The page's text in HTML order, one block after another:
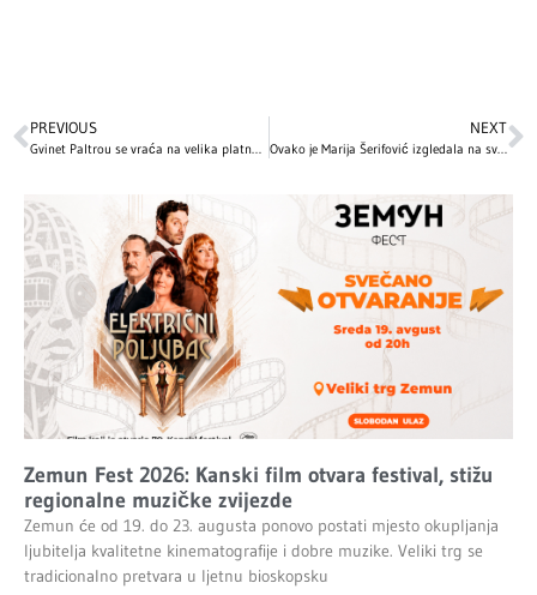
PREVIOUS
Gvinet Paltrou se vraća na velika platna: Razlozi povratka iz Holivuda
NEXT
Ovako je Marija Šerifović izgledala na svojoj prvoj Beoviziji pre 20 godina! Imala je potpuno drugačiji imidž, mnogi tvrde da je neprepoznatljiva! (VIDEO)
Zemun Fest 2026: Kanski film otvara festival, stižu
regionalne muzičke zvijezde
Zemun će od 19. do 23. augusta ponovo postati mjesto okupljanja
ljubitelja kvalitetne kinematografije i dobre muzike. Veliki trg se
tradicionalno pretvara u ljetnu bioskopsku